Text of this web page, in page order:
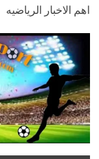
اهم الاخبار الرياضيه